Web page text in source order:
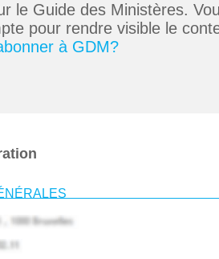
le Guide des Ministères.
pour rendre visible le
à GDM?